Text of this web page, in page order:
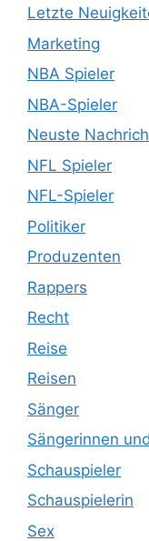
Letzte
Marketing
NBA Spieler
NBA-Spieler
Neuste
NFL Spieler
NFL-Spieler
Politiker
Produzenten
Rappers
Recht
Reise
Reisen
Sänger
Sängerinnen
Schauspieler
Schauspielerin
Sex